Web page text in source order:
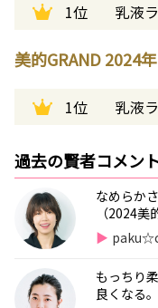
1位 乳液
美的GRAND 2024
1位 乳液
過去の賢者コメント
なめらか
（2024美
もっちり
良くなる